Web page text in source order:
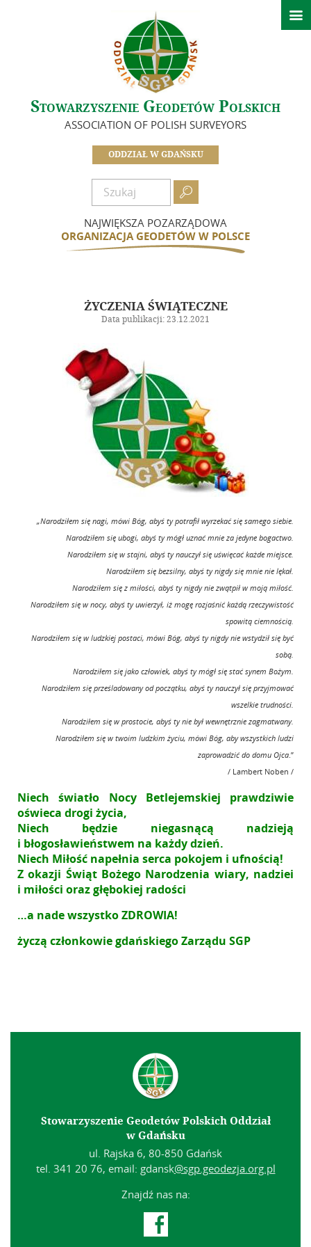
Stowarzyszenie Geodetów Polskich
ASSOCIATION OF POLISH SURVEYORS
ODDZIAŁ W GDAŃSKU

NAJWIĘKSZA POZARZĄDOWA
ORGANIZACJA GEODETÓW W POLSCE

Strona główna
Ważne informacje
O nas
Zarząd
In Memoriam
Historia Oddziału
Dokumenty
Składki
Kalendarz wydarzeń
Galeria
Szkolenia
Zarząd Główny
Linki
ŻYCZENIA ŚWIĄTECZNE
Data publikacji: 23.12.2021
„Narodziłem się nagi, mówi Bóg, abyś ty potrafił wyrzekać się samego siebie.
Narodziłem się ubogi, abyś ty mógł uznać mnie za jedyne bogactwo.
Narodziłem się w stajni, abyś ty nauczył się uświęcać każde miejsce.
Narodziłem się bezsilny, abyś ty nigdy się mnie nie lękał.
Narodziłem się z miłości, abyś ty nigdy nie zwątpił w moją miłość.
Narodziłem się w nocy, abyś ty uwierzył, iż mogę rozjaśnić każdą rzeczywistość
spowitą ciemnością.
Narodziłem się w ludzkiej postaci, mówi Bóg, abyś ty nigdy nie wstydził się być
sobą.
Narodziłem się jako człowiek, abyś ty mógł się stać synem Bożym.
Narodziłem się prześladowany od początku, abyś ty nauczył się przyjmować
wszelkie trudności.
Narodziłem się w prostocie, abyś ty nie był wewnętrznie zagmatwany.
Narodziłem się w twoim ludzkim życiu, mówi Bóg, aby wszystkich ludzi
zaprowadzić do domu Ojca.”
/ Lambert Noben /
Niech światło Nocy Betlejemskiej prawdziwie
oświeca drogi życia,
Niech będzie niegasnącą nadzieją
i błogosławieństwem na każdy dzień.
Niech Miłość napełnia serca pokojem i ufnością!
Z okazji Świąt Bożego Narodzenia wiary, nadziei
i miłości oraz głębokiej radości
…a nade wszystko ZDROWIA!
życzą członkowie gdańskiego Zarządu SGP
Stowarzyszenie Geodetów Polskich Oddział
w Gdańsku
ul. Rajska 6, 80-850 Gdańsk
tel. 341 20 76, email: gdansk@sgp.geodezja.org.pl
Znajdź nas na:
